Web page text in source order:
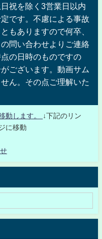
祝を除く3営業日以内
です。不慮による事故
もありますので何卒、
問い合わせよりご連絡
の日時のものですの
ございます。動画サム
ん。その点ご理解いた
動します。
↓下記のリン
に移動